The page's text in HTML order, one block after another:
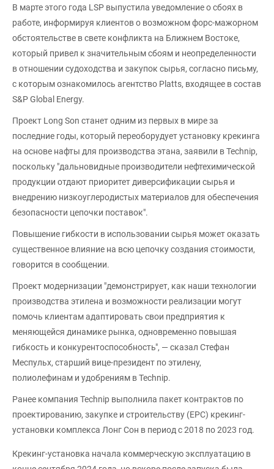
В марте этого года LSP выпустила уведомление о сбоях в
работе, информируя клиентов о возможном форс-мажорном
обстоятельстве в свете конфликта на Ближнем Востоке,
который привел к значительным сбоям и неопределенности
в отношении судоходства и закупок сырья, согласно письму,
с которым ознакомилось агентство Platts, входящее в состав
S&P Global Energy.
Проект Long Son станет одним из первых в мире за
последние годы, который переоборудует установку крекинга
на основе нафты для производства этана, заявили в Technip,
поскольку "дальновидные производители нефтехимической
продукции отдают приоритет диверсификации сырья и
внедрению низкоуглеродистых материалов для обеспечения
безопасности цепочки поставок".
Повышение гибкости в использовании сырья может оказать
существенное влияние на всю цепочку создания стоимости,
говорится в сообщении.
Проект модернизации "демонстрирует, как наши технологии
производства этилена и возможности реализации могут
помочь клиентам адаптировать свои предприятия к
меняющейся динамике рынка, одновременно повышая
гибкость и конкурентоспособность", — сказал Стефан
Меспульх, старший вице-президент по этилену,
полиолефинам и удобрениям в Technip.
Ранее компания Technip выполнила пакет контрактов по
проектированию, закупке и строительству (EPC) крекинг-
установки комплекса Лонг Сон в период с 2018 по 2023 год.
Крекинг-установка начала коммерческую эксплуатацию в